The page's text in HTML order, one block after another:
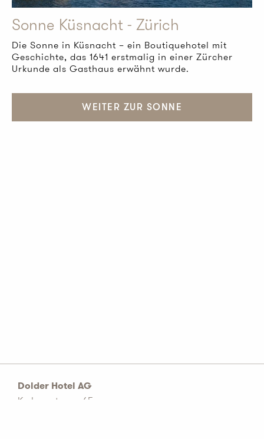
Sonne Küsnacht - Zürich
Die Sonne in Küsnacht – ein Boutiquehotel mit
Geschichte, das 1641 erstmalig in einer Zürcher
Urkunde als Gasthaus erwähnt wurde.
WEITER ZUR SONNE
Dolder Hotel AG
Kurhausstrasse 65